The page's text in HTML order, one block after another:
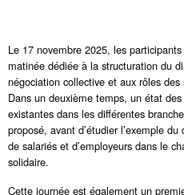
Le 17 novembre 2025, les
matinée dédiée à la structuration du
négociation collective et aux rôles
Dans un deuxième temps, un état
existantes dans les différentes
proposé, avant d’étudier l’exemple
de salariés et d’employeurs dans le
solidaire.
Cette journée est également un